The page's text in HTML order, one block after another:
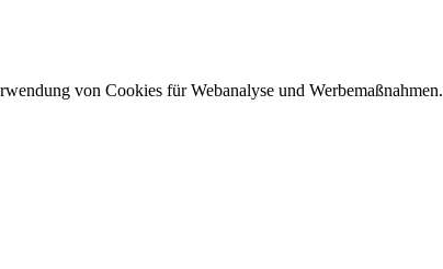
von Cookies für Webanalyse und Werbemaßnahmen.